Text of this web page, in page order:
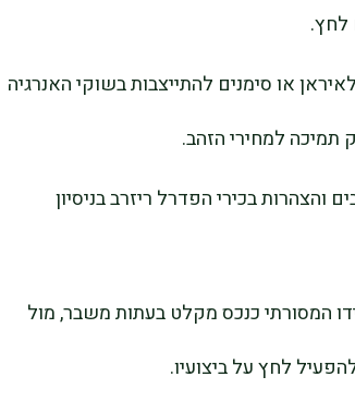
לחץ.
או סימנים להתייצבות בשוקי האנרגיה
תמיכה למחירי הזהב.
בכירי הפדרל ריזרב בניסיון
המסורתי כנכס מקלט בעתות משבר, מול
לחץ על ביצועיו.